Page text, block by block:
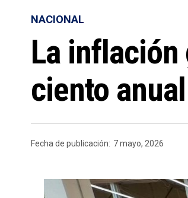
NACIONAL
La inflación
ciento
Fecha de publicación: 7 mayo, 2026